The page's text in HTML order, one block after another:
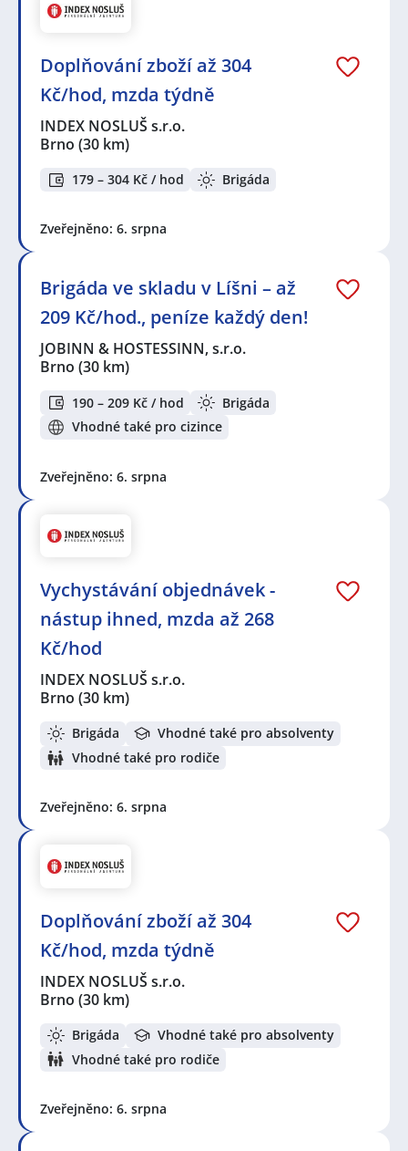
Doplňování zboží až 304
Kč/hod, mzda týdně
INDEX NOSLUŠ s.r.o.
Brno (30 km)
179 – 304 Kč / hod Brigáda
Zveřejněno: 6. srpna
Brigáda ve skladu v Líšni – až
209 Kč/hod., peníze každý den!
JOBINN & HOSTESSINN, s.r.o.
Brno (30 km)
190 – 209 Kč / hod
Brigáda
Vhodné také pro cizince
Zveřejněno: 6. srpna
Vychystávání objednávek -
nástup ihned, mzda až 268
Kč/hod
INDEX NOSLUŠ s.r.o.
Brno (30 km)
Brigáda
Vhodné také pro absolventy
Vhodné také pro rodiče
Zveřejněno: 6. srpna
Doplňování zboží až 304
Kč/hod, mzda týdně
INDEX NOSLUŠ s.r.o.
Brno (30 km)
Brigáda
Vhodné také pro absolventy
Vhodné také pro rodiče
Zveřejněno: 6. srpna